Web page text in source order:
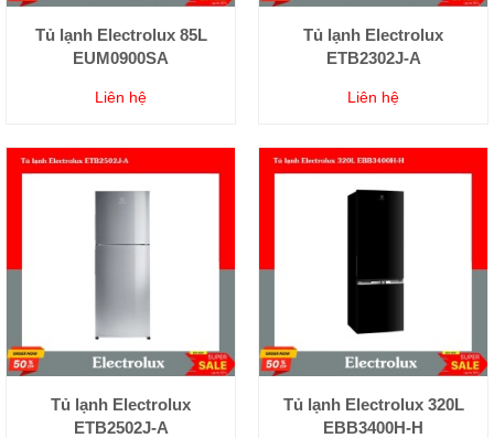
Tủ lạnh Electrolux 85L
EUM0900SA
Liên hệ
Tủ lạnh Electrolux
ETB2302J-A
Liên hệ
Tủ lạnh Electrolux
ETB2502J-A
Tủ lạnh Electrolux 320L
EBB3400H-H